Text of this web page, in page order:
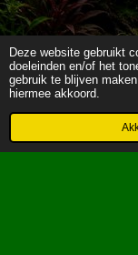
Deze website gebruikt
doeleinden en/of het
gebruik te blijven
hiermee akkoord.